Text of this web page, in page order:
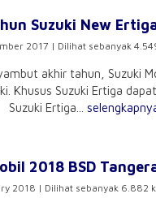
Suzuki New
2017 | Dilihat sebanyak
akhir tahun, Suzuki
Khusus Suzuki Ertiga
Ertiga...
2018 BSD
2018 | Dilihat sebanyak 6.882